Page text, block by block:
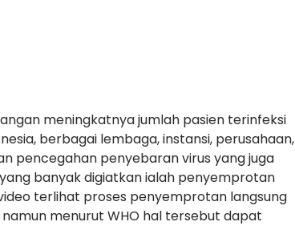
meningkatnya jumlah pasien terinfeksi
berbagai lembaga, instansi, perusahaan,
pencegahan penyebaran virus yang juga
banyak digiatkan ialah penyemprotan
terlihat proses penyemprotan langsung
menurut WHO hal tersebut dapat